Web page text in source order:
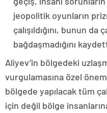
jeopolitik oyunların
çalışıldığını, bunun
bağdaşmadığını
Aliyev’in bölgedeki
vurgulamasına özel
bölgede yapılacak tüm
için değil bölge